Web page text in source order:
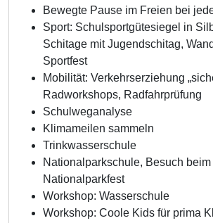
Bewegte Pause im Freien bei
Sport: Schulsportgütesiegel in
Schitage mit Jugendschitag,
Sportfest
Mobilität: Verkehrserziehung
Radworkshops, Radfahrprüfung
Schulweganalyse
Klimameilen sammeln
Trinkwasserschule
Nationalparkschule, Besuch beim
Nationalparkfest
Workshop: Wasserschule
Workshop: Coole Kids für prima